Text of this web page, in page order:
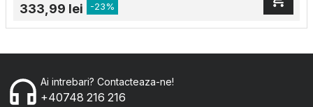
333,99 lei -23%
Ai intrebari? Contacteaza-ne!
+40748 216 216